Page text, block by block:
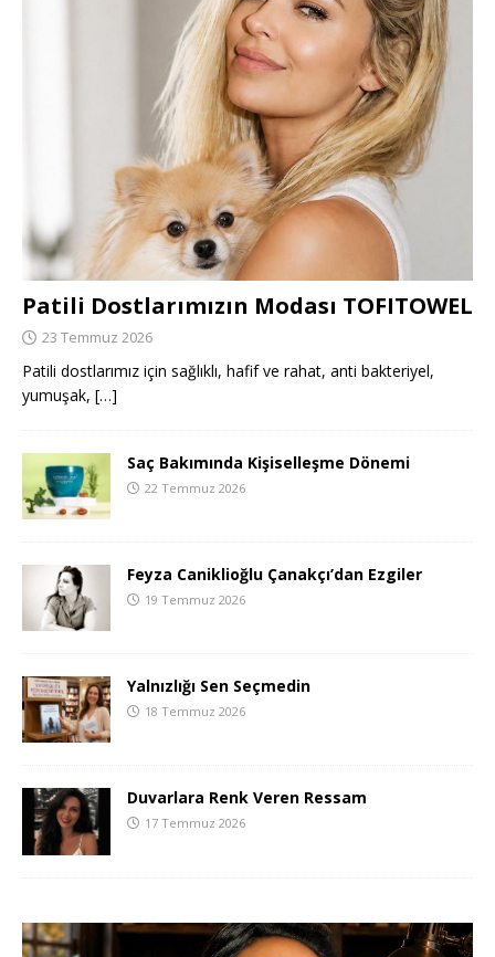
Patili Dostlarımızın Modası TOFITOWEL
23 Temmuz 2026
Patili dostlarımız için sağlıklı, hafif ve rahat, anti bakteriyel,
yumuşak, […]
Saç Bakımında Kişiselleşme Dönemi
22 Temmuz 2026
Feyza Caniklioğlu Çanakçı’dan Ezgiler
19 Temmuz 2026
Yalnızlığı Sen Seçmedin
18 Temmuz 2026
Duvarlara Renk Veren Ressam
17 Temmuz 2026